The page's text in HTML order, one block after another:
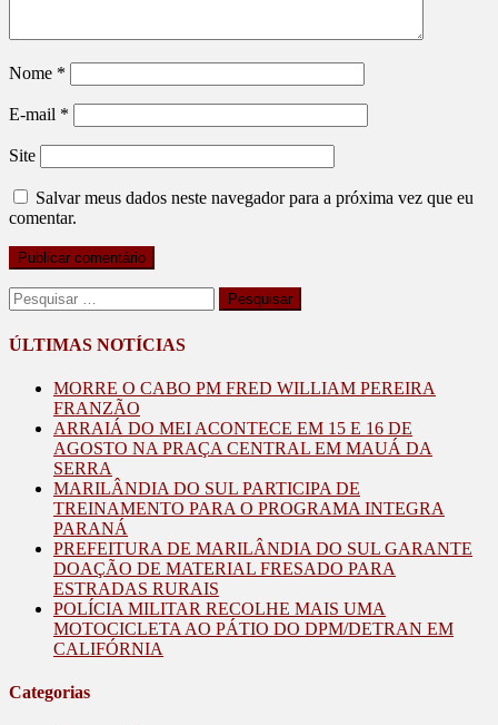
Nome *
E-mail *
Site
Salvar meus dados neste navegador para a próxima vez que eu
comentar.
Pesquisar
por:
ÚLTIMAS NOTÍCIAS
MORRE O CABO PM FRED WILLIAM PEREIRA
FRANZÃO
ARRAIÁ DO MEI ACONTECE EM 15 E 16 DE
AGOSTO NA PRAÇA CENTRAL EM MAUÁ DA
SERRA
MARILÂNDIA DO SUL PARTICIPA DE
TREINAMENTO PARA O PROGRAMA INTEGRA
PARANÁ
PREFEITURA DE MARILÂNDIA DO SUL GARANTE
DOAÇÃO DE MATERIAL FRESADO PARA
ESTRADAS RURAIS
POLÍCIA MILITAR RECOLHE MAIS UMA
MOTOCICLETA AO PÁTIO DO DPM/DETRAN EM
CALIFÓRNIA
Categorias